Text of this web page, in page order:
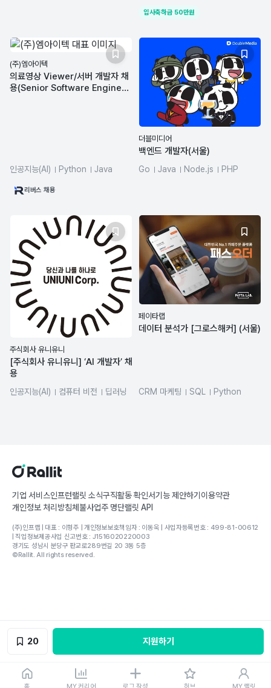
20 지원하기
Elasticsearch
입사축하금 50만원
(주)엠아이텍
의료영상 Viewer/서버 개발자 채
용(Senior Software Enginee
인공지능(AI) Python
Java
리버스 채용
더블미디어
백엔드 개발자(서울)
Go Java Node.js
PHP
주식회사 유니유니
[주식회사 유니유니] ‘AI 개발자’ 채
용
인공지능(AI) 컴퓨터 비전
딥러닝
페이타랩
데이터 분석가 [그로스해커] (서울)
CRM 마케팅 SQL
Python
기업 서비스인프런랠릿 소식구직활동 확인서기능 제안하기 이용약관
개인정보 처리방침체불사업주 명단랠릿 API
(주)인프랩 | 대표 : 이형주 | 개인정보보호책임자 : 이동욱 | 사업자등록번호 : 499-81-00612
| 직업정보제공사업 신고번호 : J1516020220003
경기도 성남시 분당구 판교로289번길 20 3동 5층
©Rallit. All rights reserved.